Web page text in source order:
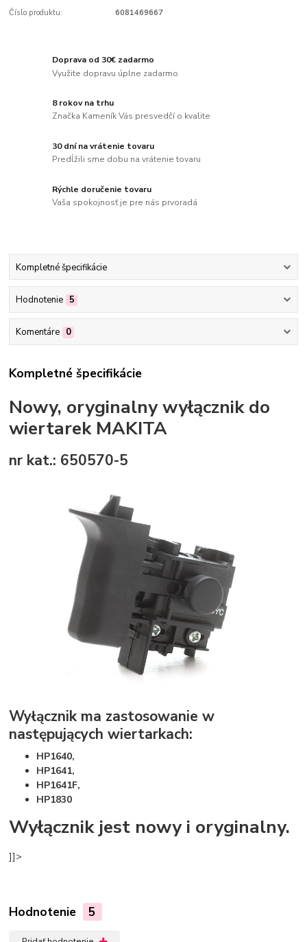
Číslo produktu: 6081469667
Doprava od 30€ zadarmo
Využite dopravu úplne zadarmo
8 rokov na trhu
Značka Kameník Vás presvedčí o kvalite
30 dní na vrátenie tovaru
Predĺžili sme dobu na vrátenie tovaru
Rýchle doručenie tovaru
Vaša spokojnosť je pre nás prvoradá
Kompletné špecifikácie
Hodnotenie 5
Komentáre 0
Kompletné špecifikácie
Nowy, oryginalny wyłącznik do
wiertarek MAKITA
nr kat.: 650570-5
Wyłącznik ma zastosowanie w
następujących wiertarkach:
HP1640,
HP1641,
HP1641F,
HP1830
Wyłącznik jest nowy i oryginalny.
]]>
Hodnotenie 5